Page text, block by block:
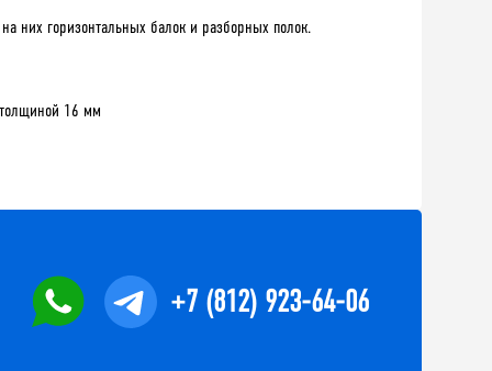
них горизонтальных балок и разборных полок.
толщиной 16 мм
+7 (812) 923-64-06